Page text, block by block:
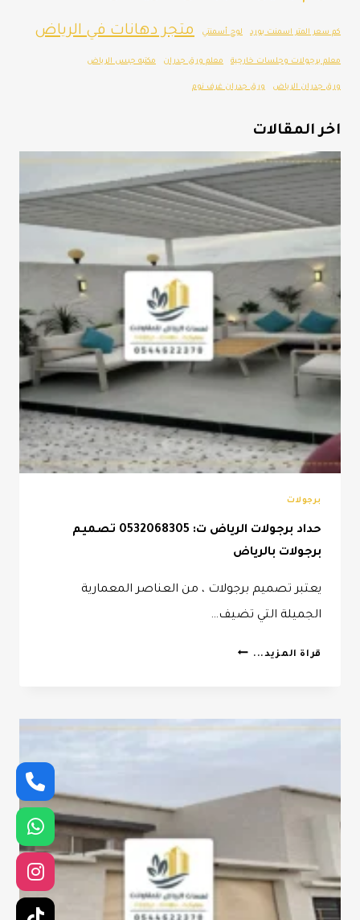
كم سعر المتر اسمنت بورد لوح أسمنتي متجر دهانات في الرياض
معلم برجولات وجلسات خارجية معلم ورق جدران مكتبه جبس الرياض
ورق جدران الرياض ورق جدران غرف نوم
اخر المقالات
برجولات
حداد برجولات الرياض ت: 0532068305 تصميم
برجولات بالرياض
يعتبر تصميم برجولات ، من العناصر المعمارية
الجميلة التي تضيف…
قراة المزيد... حداد
0532068305
بالرياض